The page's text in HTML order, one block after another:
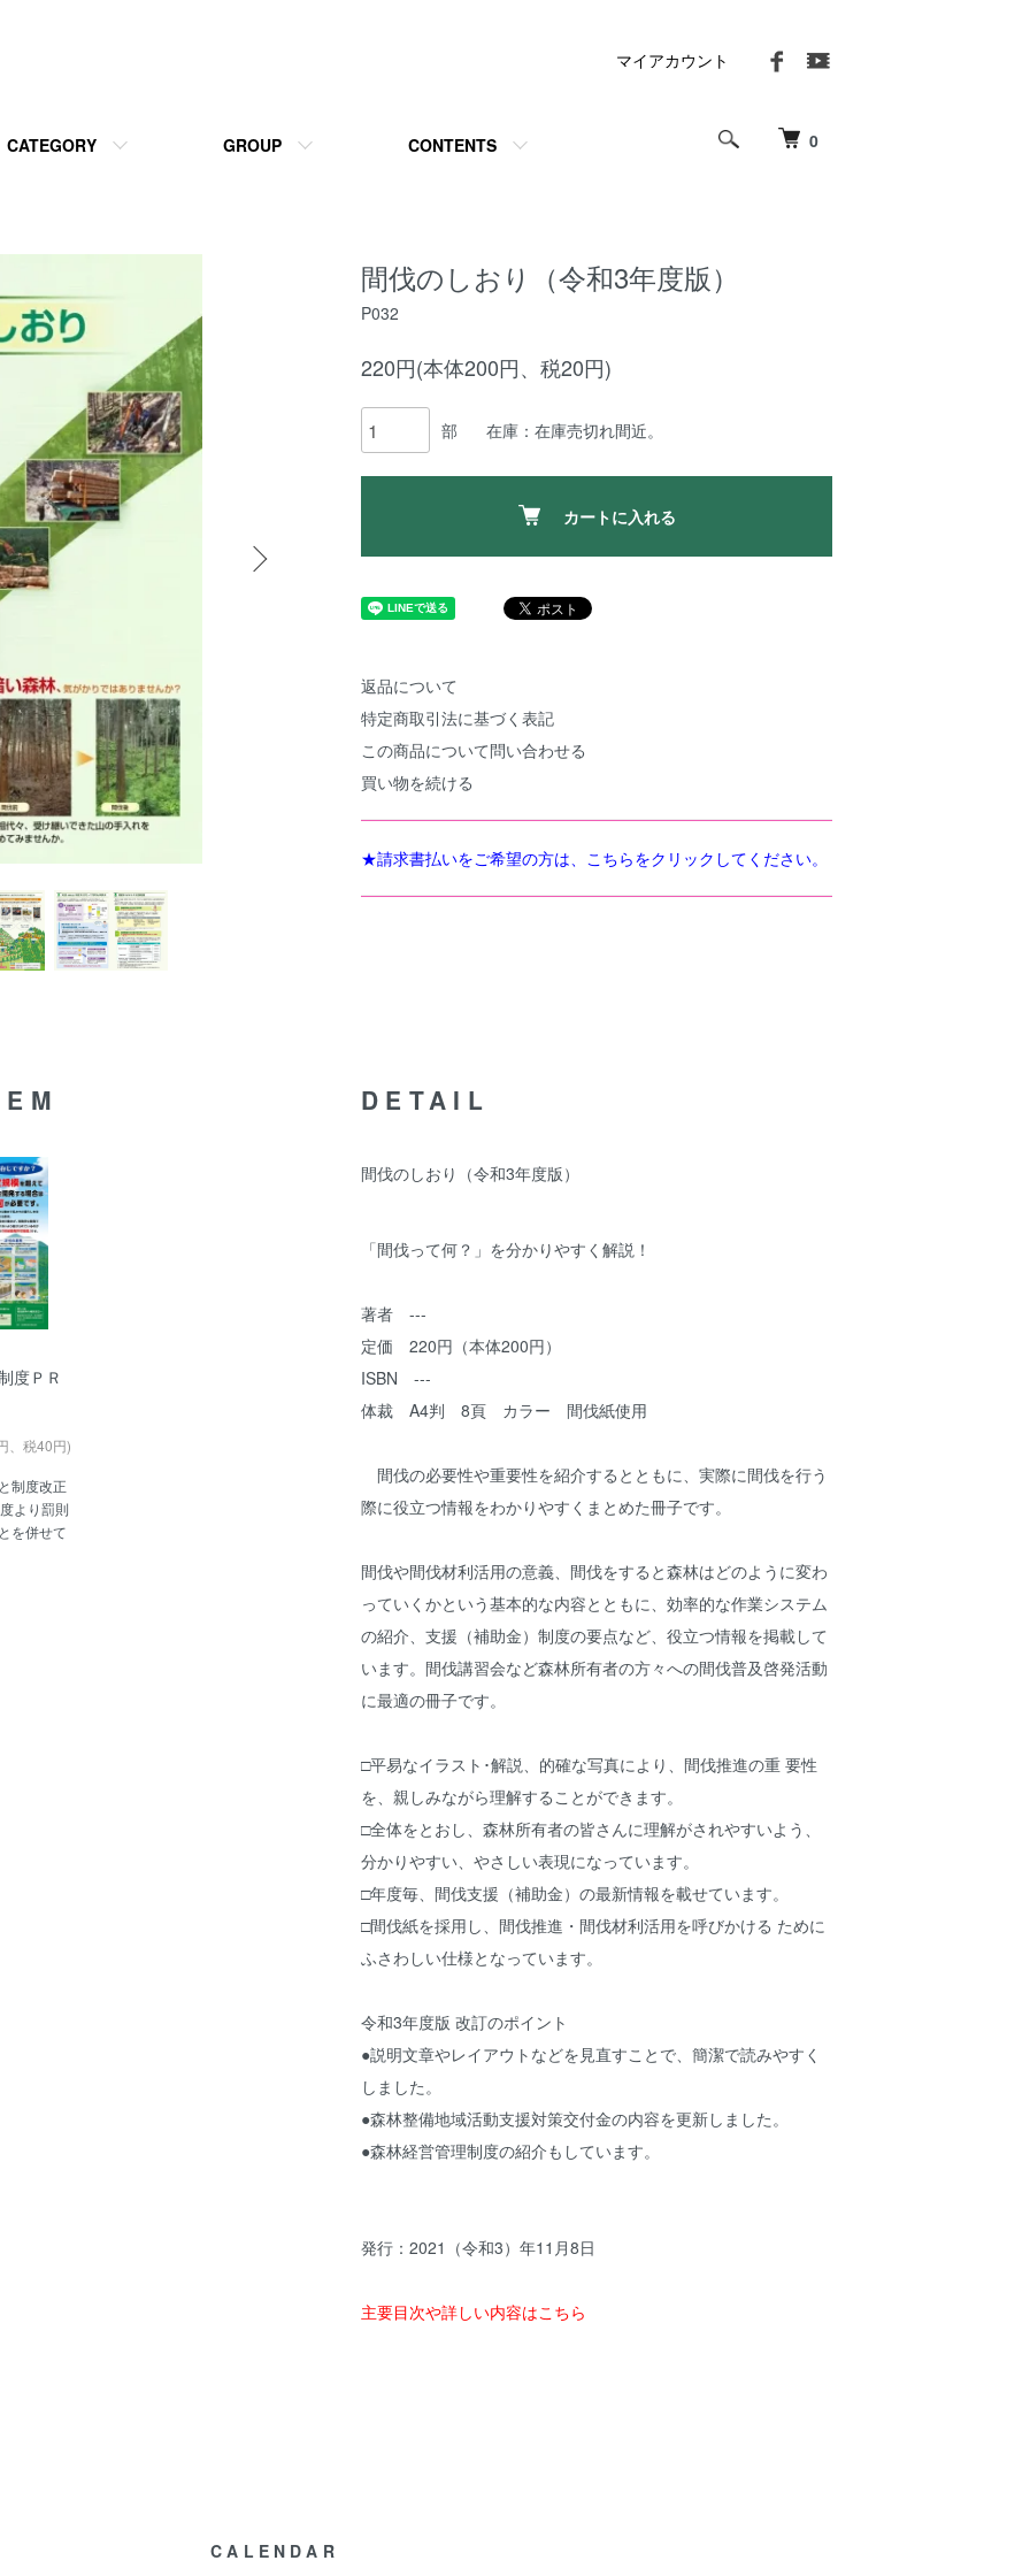
0
CATEGORY GROUP CONTENTS
マイアカウント
間伐のしおり（令和3年度版）
P032
220円(本体200円、税20円)
部 在庫：在庫売切れ間近。
カートに入れる
返品について
特定商取引法に基づく表記
この商品について問い合わせる
買い物を続ける
★請求書払いをご希望の方は、こちらをクリックしてください。
DETAIL
間伐のしおり（令和3年度版）
「間伐って何？」を分かりやすく解説！
著者 ---
定価 220円（本体200円）
ISBN ---
体裁 A4判 8頁 カラー 間伐紙使用
間伐の必要性や重要性を紹介するとともに、実際に間伐を行う
際に役立つ情報をわかりやすくまとめた冊子です。
間伐や間伐材利活用の意義、間伐をすると森林はどのように変わ
っていくかという基本的な内容とともに、効率的な作業システム
の紹介、支援（補助金）制度の要点など、役立つ情報を掲載して
います。間伐講習会など森林所有者の方々への間伐普及啓発活動
に最適の冊子です。
□平易なイラスト･解説、的確な写真により、間伐推進の重 要性
を、親しみながら理解することができます。
□全体をとおし、森林所有者の皆さんに理解がされやすいよう、
分かりやすい、やさしい表現になっています。
□年度毎、間伐支援（補助金）の最新情報を載せています。
□間伐紙を採用し、間伐推進・間伐材利活用を呼びかける ために
ふさわしい仕様となっています。
令和3年度版 改訂のポイント
●説明文章やレイアウトなどを見直すことで、簡潔で読みやすく
しました。
●森林整備地域活動支援対策交付金の内容を更新しました。
●森林経営管理制度の紹介もしています。
発行：2021（令和3）年11月8日
主要目次や詳しい内容はこちら
度ＰＲ
、税40円)
制度改正
より罰則
を併せて
CALENDAR